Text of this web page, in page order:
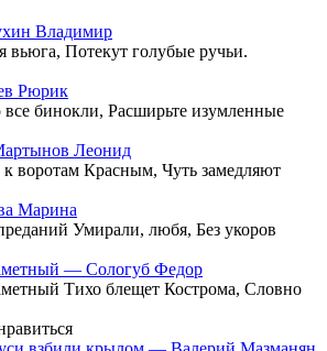
Владимир
вьюга, Потекут голубые ручьи.
Рюрик
бинокли, Расширьте изумленные
Леонид
воротам Красным, Чуть замедляют
Марина
Умирали, любя, Без укоров
— Сологуб Федор
Тихо блещет Кострома, Словно